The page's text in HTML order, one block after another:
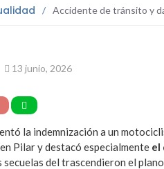
/ Accidente de tránsito y
13 junio, 2026
la indemnización a un
Pilar y destacó especialmente el
secuelas del trascendieron el